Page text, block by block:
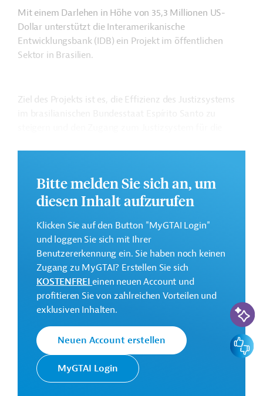
Mit einem Darlehen in Höhe von 35,3 Millionen US-
Dollar unterstützt die Interamerikanische
Entwicklungsbank (IDB) ein Projekt im öffentlichen
Sektor in Brasilien.
Ziel des Projekts ist es, die Effizienz des Justizsystems
finden Sie auf derWebseite der IDB.
GTAI informiert über dieIDB: Schwerpunkte, Regularien
Gesamtkosten:
44,1 Millionen US-Dollar
Geberbeitrag:
35,3 Millionen US-Dollar (Darlehen)
Kontaktadresse
Die IDB ist die wichtigste
Bitte melden Sie sich an, um
diesen Inhalt aufzurufen
Klicken Sie auf den Button "MyGTAI Login"
und loggen Sie sich mit Ihrer
Benutzererkennung ein. Sie haben noch keinen
Zugang zu MyGTAI? Erstellen Sie sich
KOSTENFREIeinen neuen Account und
profitieren Sie von zahlreichen Vorteilen und
exklusiven Inhalten.
Neuen Account erstellen
MyGTAI Login
KI-